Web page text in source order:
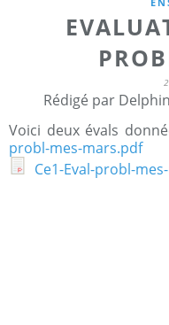
Rédigé par
Voici deux évals
probl-mes-mars.pdf
Ce1-Eval-probl-